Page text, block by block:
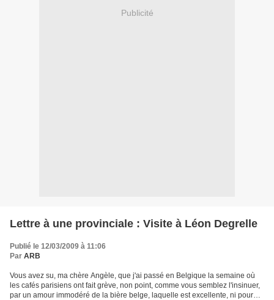
Publicité
Lettre à une provinciale : Visite à Léon Degrelle
Publié le 12/03/2009 à 11:06
Par ARB
Vous avez su, ma chère Angèle, que j'ai passé en Belgique la semaine où
les cafés parisiens ont fait grève, non point, comme vous semblez l'insinuer,
par un amour immodéré de la bière belge, laquelle est excellente, ni pour